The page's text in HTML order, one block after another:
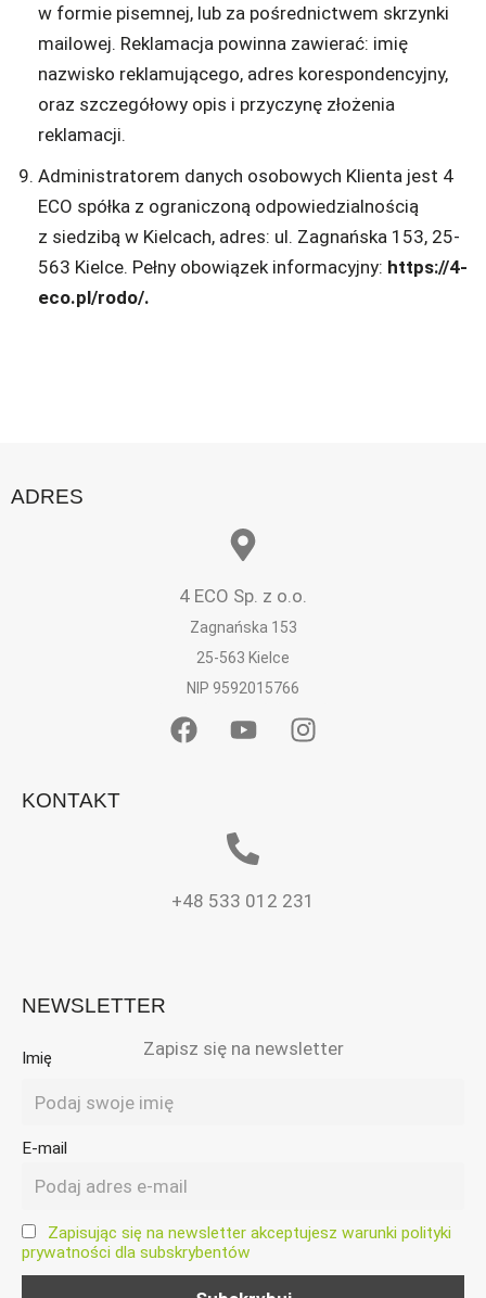
w formie pisemnej, lub za pośrednictwem skrzynki
mailowej. Reklamacja powinna zawierać: imię
nazwisko reklamującego, adres korespondencyjny,
oraz szczegółowy opis i przyczynę złożenia
reklamacji.
Administratorem danych osobowych Klienta jest 4
ECO spółka z ograniczoną odpowiedzialnością
z siedzibą w Kielcach, adres: ul. Zagnańska 153, 25-
563 Kielce. Pełny obowiązek informacyjny: https://4-
eco.pl/rodo/.
ADRES
4 ECO Sp. z o.o.
Zagnańska 153
25-563 Kielce
NIP 9592015766
KONTAKT
+48 533 012 231
NEWSLETTER
Zapisz się na newsletter
Imię
E-mail
Zapisując się na newsletter akceptujesz warunki polityki
prywatności dla subskrybentów